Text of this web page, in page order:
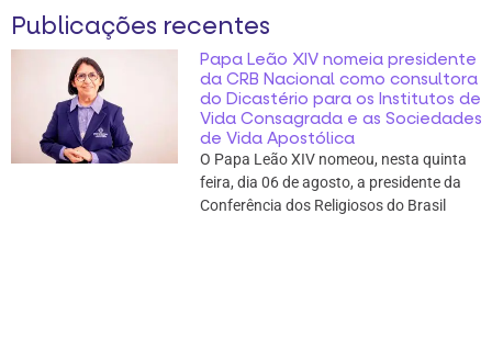
Publicações recentes
Papa Leão XIV nomeia presidente
da CRB Nacional como consultora
do Dicastério para os Institutos de
Vida Consagrada e as Sociedades
de Vida Apostólica
O Papa Leão XIV nomeou, nesta quinta
feira, dia 06 de agosto, a presidente da
Conferência dos Religiosos do Brasil